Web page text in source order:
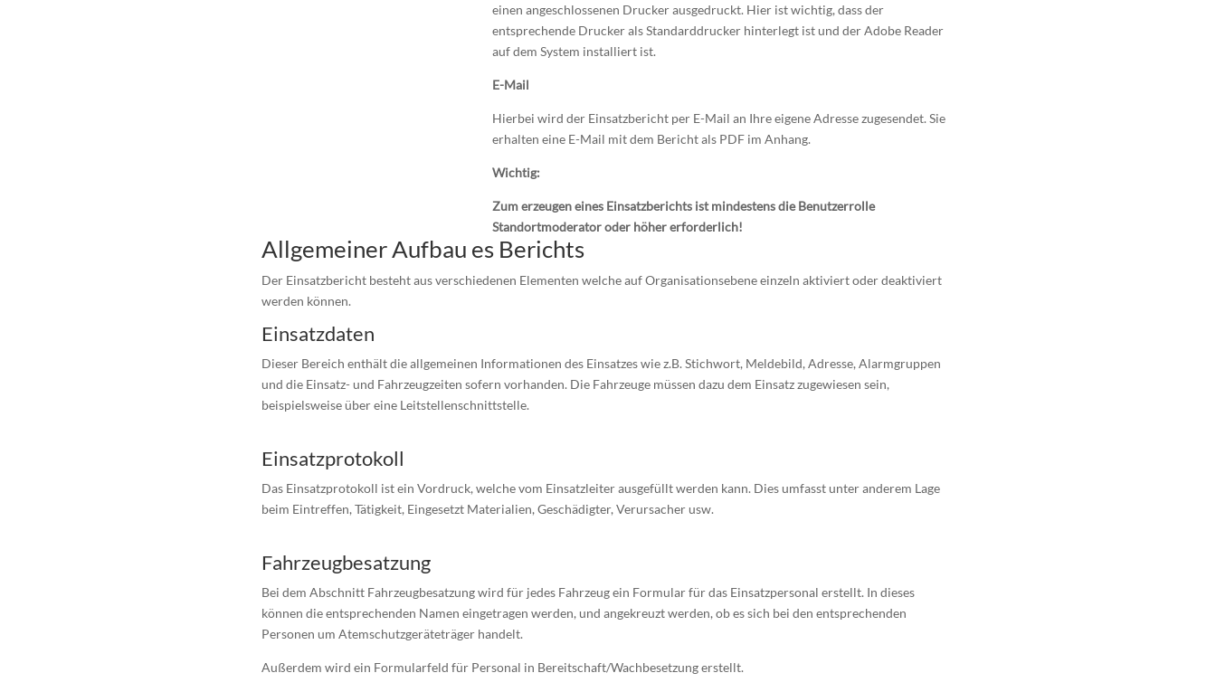
einen angeschlossenen Drucker ausgedruckt. Hier ist wichtig, dass der
entsprechende Drucker als Standarddrucker hinterlegt ist und der Adobe Reader
auf dem System installiert ist.
E-Mail
Hierbei wird der Einsatzbericht per E-Mail an Ihre eigene Adresse zugesendet. Sie
erhalten eine E-Mail mit dem Bericht als PDF im Anhang.
Wichtig:
Zum erzeugen eines Einsatzberichts ist mindestens die Benutzerrolle
Standortmoderator oder höher erforderlich!
Allgemeiner Aufbau es Berichts
Der Einsatzbericht besteht aus verschiedenen Elementen welche auf Organisationsebene einzeln aktiviert oder deaktiviert
werden können.
Einsatzdaten
Dieser Bereich enthält die allgemeinen Informationen des Einsatzes wie z.B. Stichwort, Meldebild, Adresse, Alarmgruppen
und die Einsatz- und Fahrzeugzeiten sofern vorhanden. Die Fahrzeuge müssen dazu dem Einsatz zugewiesen sein,
beispielsweise über eine Leitstellenschnittstelle.
Einsatzprotokoll
Das Einsatzprotokoll ist ein Vordruck, welche vom Einsatzleiter ausgefüllt werden kann. Dies umfasst unter anderem Lage
beim Eintreffen, Tätigkeit, Eingesetzt Materialien, Geschädigter, Verursacher usw.
Fahrzeugbesatzung
Bei dem Abschnitt Fahrzeugbesatzung wird für jedes Fahrzeug ein Formular für das Einsatzpersonal erstellt. In dieses
können die entsprechenden Namen eingetragen werden, und angekreuzt werden, ob es sich bei den entsprechenden
Personen um Atemschutzgeräteträger handelt.
Außerdem wird ein Formularfeld für Personal in Bereitschaft/Wachbesetzung erstellt.